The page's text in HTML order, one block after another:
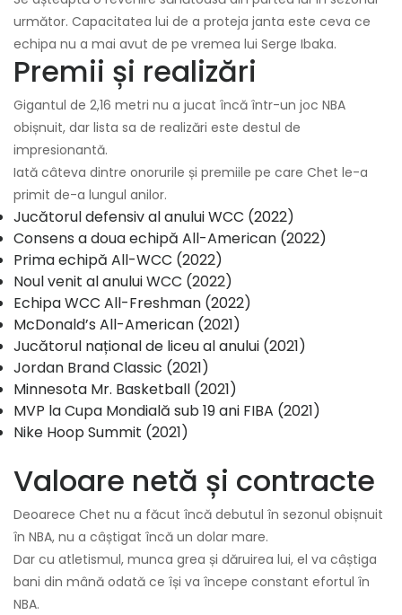
următor. Capacitatea lui de a proteja janta este ceva ce
echipa nu a mai avut de pe vremea lui Serge Ibaka.
Premii și realizări
Gigantul de 2,16 metri nu a jucat încă într-un joc NBA
obișnuit, dar lista sa de realizări este destul de
impresionantă.
Iată câteva dintre onorurile și premiile pe care Chet le-a
primit de-a lungul anilor.
Jucătorul defensiv al anului WCC (2022)
Consens a doua echipă All-American (2022)
Prima echipă All-WCC (2022)
Noul venit al anului WCC (2022)
Echipa WCC All-Freshman (2022)
McDonald’s All-American (2021)
Jucătorul național de liceu al anului (2021)
Jordan Brand Classic (2021)
Minnesota Mr. Basketball (2021)
MVP la Cupa Mondială sub 19 ani FIBA (2021)
Nike Hoop Summit (2021)
Valoare netă și contracte
Deoarece Chet nu a făcut încă debutul în sezonul obișnuit
în NBA, nu a câștigat încă un dolar mare.
Dar cu atletismul, munca grea și dăruirea lui, el va câștiga
bani din mână odată ce își va începe constant efortul în
NBA.